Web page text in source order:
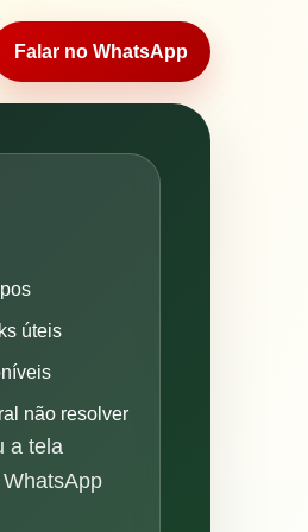
Falar no WhatsApp
úteis
não resolver
a tela